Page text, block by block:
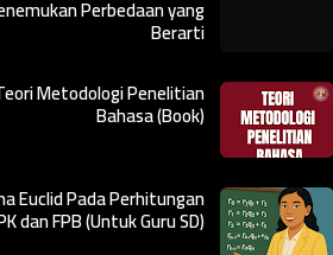
Perbedaan yang
Berarti
Metodologi Penelitian
Bahasa (Book)
Euclid Pada Perhitungan
dan FPB (Untuk Guru SD)